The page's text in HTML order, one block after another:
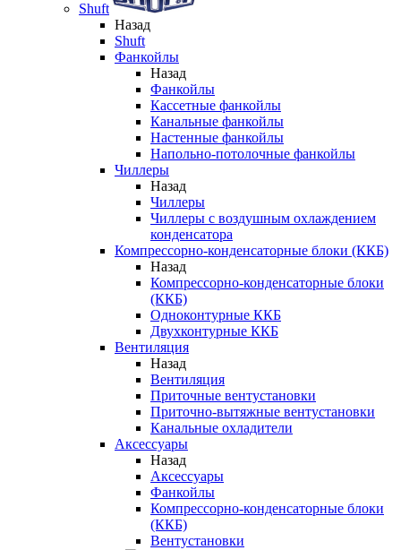
Shuft
Назад
Shuft
Фанкойлы
Назад
Фанкойлы
Кассетные фанкойлы
Канальные фанкойлы
Настенные фанкойлы
Напольно-потолочные фанкойлы
Чиллеры
Назад
Чиллеры
Чиллеры с воздушным охлаждением
конденсатора
Компрессорно-конденсаторные блоки (ККБ)
Назад
Компрессорно-конденсаторные блоки
(ККБ)
Одноконтурные ККБ
Двухконтурные ККБ
Вентиляция
Назад
Вентиляция
Приточные вентустановки
Приточно-вытяжные вентустановки
Канальные охладители
Аксессуары
Назад
Аксессуары
Фанкойлы
Компрессорно-конденсаторные блоки
(ККБ)
Вентустановки